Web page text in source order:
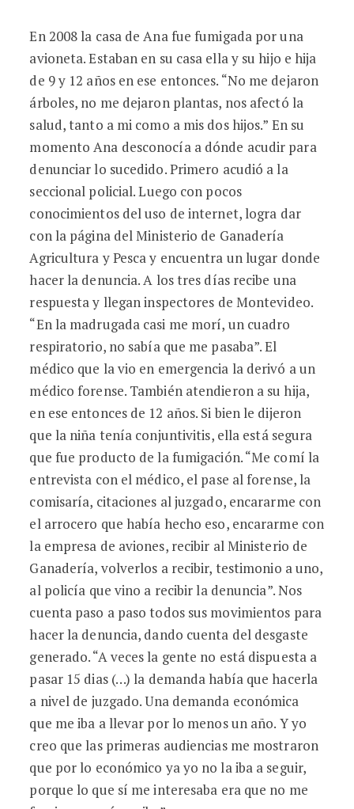
En 2008 la casa de Ana fue fumigada por una
avioneta. Estaban en su casa ella y su hijo e hija
de 9 y 12 años en ese entonces. “No me dejaron
árboles, no me dejaron plantas, nos afectó la
salud, tanto a mi como a mis dos hijos.” En su
momento Ana desconocía a dónde acudir para
denunciar lo sucedido. Primero acudió a la
seccional policial. Luego con pocos
conocimientos del uso de internet, logra dar
con la página del Ministerio de Ganadería
Agricultura y Pesca y encuentra un lugar donde
hacer la denuncia. A los tres días recibe una
respuesta y llegan inspectores de Montevideo.
“En la madrugada casi me morí, un cuadro
respiratorio, no sabía que me pasaba”. El
médico que la vio en emergencia la derivó a un
médico forense. También atendieron a su hija,
en ese entonces de 12 años. Si bien le dijeron
que la niña tenía conjuntivitis, ella está segura
que fue producto de la fumigación. “Me comí la
entrevista con el médico, el pase al forense, la
comisaría, citaciones al juzgado, encararme con
el arrocero que había hecho eso, encararme con
la empresa de aviones, recibir al Ministerio de
Ganadería, volverlos a recibir, testimonio a uno,
al policía que vino a recibir la denuncia”. Nos
cuenta paso a paso todos sus movimientos para
hacer la denuncia, dando cuenta del desgaste
generado. “A veces la gente no está dispuesta a
pasar 15 dias (…) la demanda había que hacerla
a nivel de juzgado. Una demanda económica
que me iba a llevar por lo menos un año. Y yo
creo que las primeras audiencias me mostraron
que por lo económico ya yo no la iba a seguir,
porque lo que sí me interesaba era que no me